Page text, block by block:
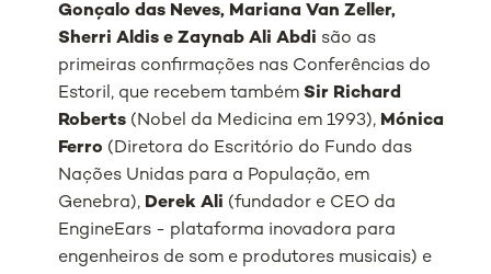
Gonçalo das Neves, Mariana Van Zeller,
Sherri Aldis eZaynab Ali Abdi são as
primeiras confirmações nas Conferências do
Estoril, que recebem tambémSir Richard
Roberts (Nobel da Medicina em 1993), Mónica
Ferro (Diretora do Escritório do Fundo das
Nações Unidas para a População, em
Genebra), Derek Ali (fundador e CEO da
EngineEars - plataforma inovadora para
engenheiros de som e produtores musicais) e